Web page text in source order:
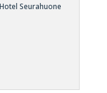
Seurahuone